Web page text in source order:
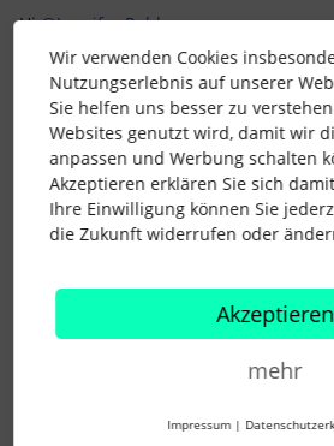
Hi ​@Jennifer Rebb,
ihr habt die unter Einstellungen >
angegeben oder?
Das ist auch die einzige Stelle an die
auftauchen. In den Profilen hast du
AttributStellenbezeichnung, aber da
Gehaltsband.
Den Sinn habe ich noch nicht
Vielleicht hast du mehr Insights?
Wir verwenden Cookies
Nutzungserlebnis auf unserer
Sie helfen uns besser zu
Websites genutzt wird, damit wir
anpassen und Werbung schalten
Akzeptieren erklären Sie sich
Ihre Einwilligung können Sie
die Zukunft widerrufen oder
Akzeptieren
mehr
Impressum |